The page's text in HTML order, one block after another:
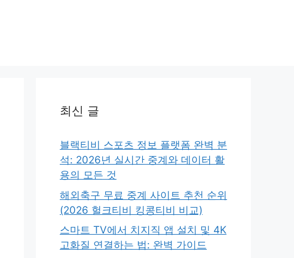
최신 글
블랙티비 스포츠 정보 플랫폼 완벽 분
석: 2026년 실시간 중계와 데이터 활
용의 모든 것
해외축구 무료 중계 사이트 추천 순위
(2026 헐크티비 킹콩티비 비교)
스마트 TV에서 치지직 앱 설치 및 4K
고화질 연결하는 법: 완벽 가이드